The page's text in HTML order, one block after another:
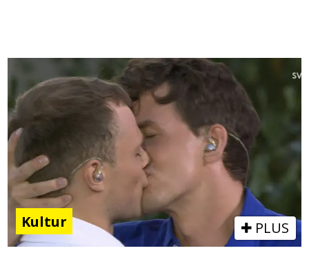
Kultur PLUS